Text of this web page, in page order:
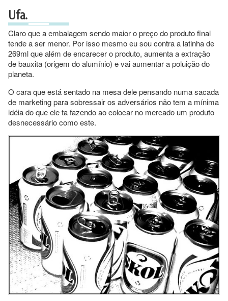
Ufa.
Claro que a embalagem sendo maior o preço do produto final
tende a ser menor. Por isso mesmo eu sou contra a latinha de
269ml que além de encarecer o produto, aumenta a extração
de bauxita (origem do alumínio) e vai aumentar a poluição do
planeta.
O cara que está sentado na mesa dele pensando numa sacada
de marketing para sobressair os adversários não tem a mínima
idéia do que ele ta fazendo ao colocar no mercado um produto
desnecessário como este.